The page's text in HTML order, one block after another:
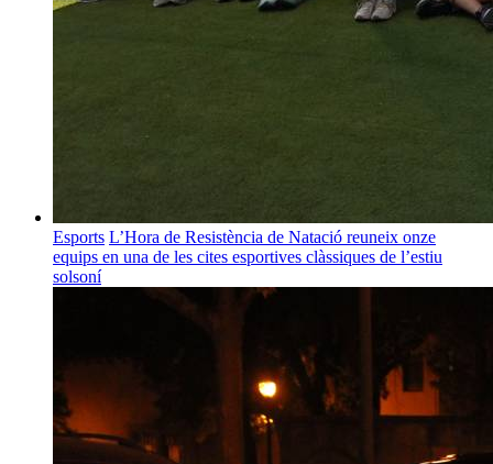
Esports L’Hora de Resistència de Natació reuneix onze
equips en una de les cites esportives clàssiques de l’estiu
solsoní